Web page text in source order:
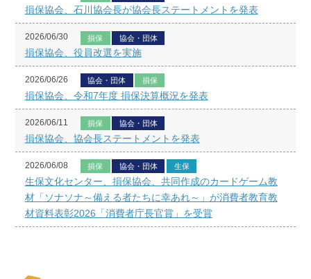
損保協会、石川協会長が協会長ステートメントを発表
2026/06/30 損保 協会・団体
損保協会、役員改選を実施
2026/06/26 協会・団体 損保
損保協会、令和7年度 損保決算概況を発表
2026/06/11 損保 協会・団体
損保協会、協会長ステートメントを発表
2026/06/08 損保 協会・団体 生保
生保文化センター、損保協会、共同作成のカードゲーム教
材「ソナソナ～備える者たちに幸あれ～」が消費者教育教
材資料表彰2026「消費者庁長官賞」を受賞